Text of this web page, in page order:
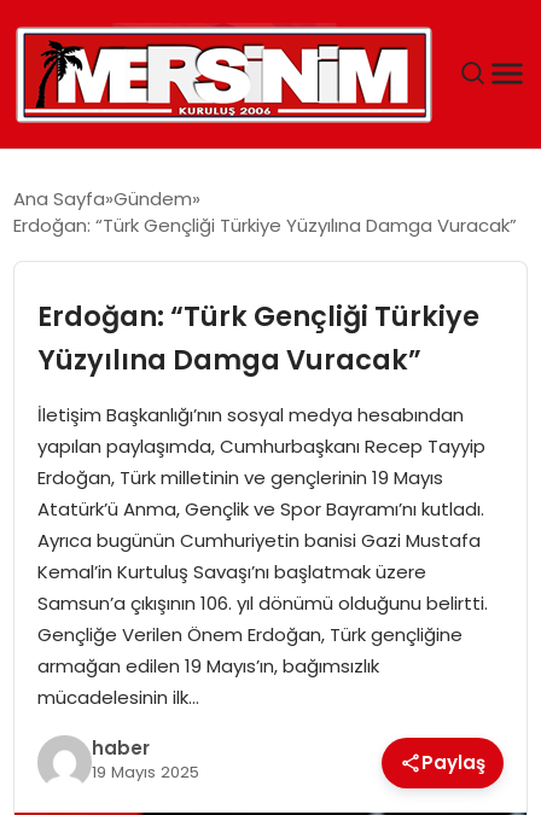
YAŞAM
GÜNCEL
SAĞLIK
EĞITIM
SPOR
EKONOMI
MAGAZIN
DÜNYA
OTOMOBIL
Ana Sayfa Gündem
Erdoğan: “Türk Gençliği Türkiye Yüzyılına Damga Vuracak”
Erdoğan: “Türk Gençliği Türkiye
Yüzyılına Damga Vuracak”
İletişim Başkanlığı’nın sosyal medya hesabından
yapılan paylaşımda, Cumhurbaşkanı Recep Tayyip
Erdoğan, Türk milletinin ve gençlerinin 19 Mayıs
Atatürk’ü Anma, Gençlik ve Spor Bayramı’nı kutladı.
Ayrıca bugünün Cumhuriyetin banisi Gazi Mustafa
Kemal’in Kurtuluş Savaşı’nı başlatmak üzere
Samsun’a çıkışının 106. yıl dönümü olduğunu belirtti.
Gençliğe Verilen Önem Erdoğan, Türk gençliğine
armağan edilen 19 Mayıs’ın, bağımsızlık
mücadelesinin ilk…
haber
19 Mayıs 2025 Paylaş